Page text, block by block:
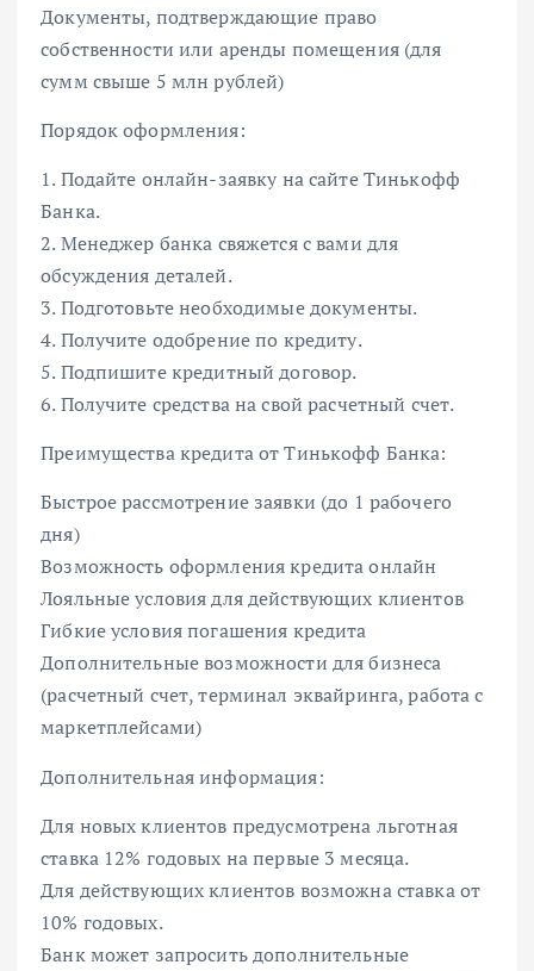
Документы, подтверждающие право
собственности или аренды помещения (для
сумм свыше 5 млн рублей)
Порядок оформления:
1. Подайте онлайн-заявку на сайте Тинькофф
Банка.
2. Менеджер банка свяжется с вами для
обсуждения деталей.
3. Подготовьте необходимые документы.
4. Получите одобрение по кредиту.
5. Подпишите кредитный договор.
6. Получите средства на свой расчетный счет.
Преимущества кредита от Тинькофф Банка:
Быстрое рассмотрение заявки (до 1 рабочего
дня)
Возможность оформления кредита онлайн
Лояльные условия для действующих клиентов
Гибкие условия погашения кредита
Дополнительные возможности для бизнеса
(расчетный счет, терминал эквайринга, работа с
маркетплейсами)
Дополнительная информация:
Для новых клиентов предусмотрена льготная
ставка 12% годовых на первые 3 месяца.
Для действующих клиентов возможна ставка от
10% годовых.
Банк может запросить дополнительные